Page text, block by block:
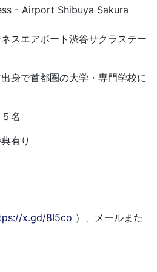
Shibuya Sakura
ート渋谷サクラステー
首都圏の大学・専門学校に
名
有り
x.gd/8I5co ）、メールまた